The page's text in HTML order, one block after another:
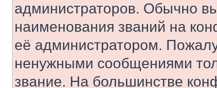
администраторов. Обычно
наименования званий на
её администратором.
ненужными сообщениями
звание. На большинстве